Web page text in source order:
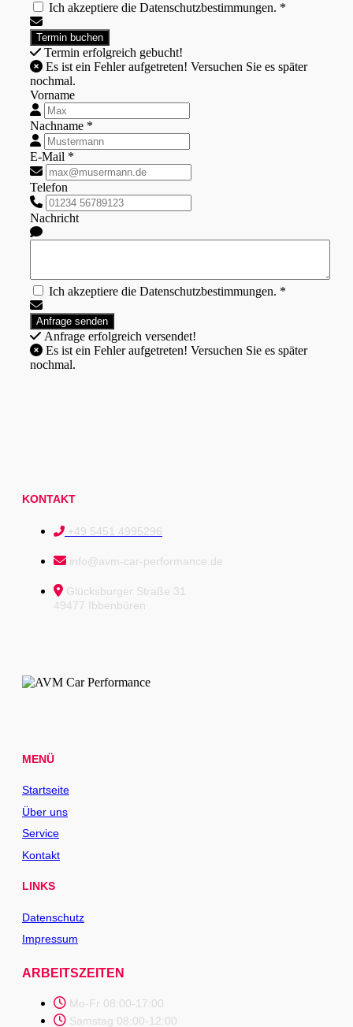
Ich akzeptiere die Datenschutzbestimmungen. *
Termin erfolgreich gebucht!
nochmal.
Vorname
Nachname *
E-Mail *
Telefon
Nachricht
Ich akzeptiere die Datenschutzbestimmungen. *
Anfrage erfolgreich versendet!
nochmal.
KONTAKT
+49 5451 4995296
info@avm-car-performance.de
Glücksburger Straße 31
49477 Ibbenbüren
MENÜ
Startseite
Über uns
Service
Kontakt
LINKS
Datenschutz
Impressum
ARBEITSZEITEN
Mo-Fr 08:00-17:00
Samstag 08:00-12:00